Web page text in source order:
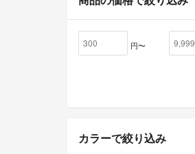
円〜
カラーで絞り込み